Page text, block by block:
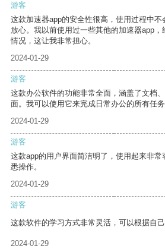
游客
这款加速器app的安全性很高，使用过程中
放心。我以前使用过一些其他的加速器app
情况，这让我非常担心。
2024-01-29
游客
这款办公软件的功能非常全面，涵盖了文档
面。我可以使用它来完成日常办公的所有任务
2024-01-29
游客
这款app的用户界面简洁明了，使用起来非
悉操作。
2024-01-29
游客
这款软件的学习方式非常灵活，可以根据自
2024-01-29